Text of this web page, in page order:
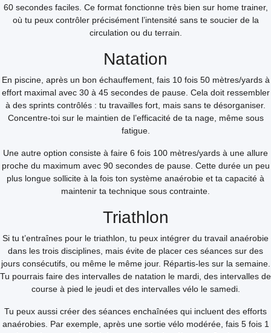
60 secondes faciles. Ce format fonctionne très bien sur home trainer,
où tu peux contrôler précisément l’intensité sans te soucier de la
circulation ou du terrain.
Natation
En piscine, après un bon échauffement, fais 10 fois 50 mètres/yards à
effort maximal avec 30 à 45 secondes de pause. Cela doit ressembler
à des sprints contrôlés : tu travailles fort, mais sans te désorganiser.
Concentre-toi sur le maintien de l’efficacité de ta nage, même sous
fatigue.
Une autre option consiste à faire 6 fois 100 mètres/yards à une allure
proche du maximum avec 90 secondes de pause. Cette durée un peu
plus longue sollicite à la fois ton système anaérobie et ta capacité à
maintenir ta technique sous contrainte.
Triathlon
Si tu t’entraînes pour le triathlon, tu peux intégrer du travail anaérobie
dans les trois disciplines, mais évite de placer ces séances sur des
jours consécutifs, ou même le même jour. Répartis-les sur la semaine.
Tu pourrais faire des intervalles de natation le mardi, des intervalles de
course à pied le jeudi et des intervalles vélo le samedi.
Tu peux aussi créer des séances enchaînées qui incluent des efforts
anaérobies. Par exemple, après une sortie vélo modérée, fais 5 fois 1